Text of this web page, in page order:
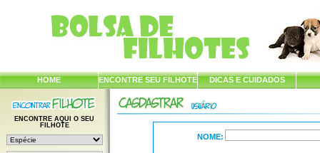
HOME ENCONTRE SEU FILHOTE DICAS E CUIDADOS
ENCONTRE AQUI O SEU
FILHOTE
NOME: